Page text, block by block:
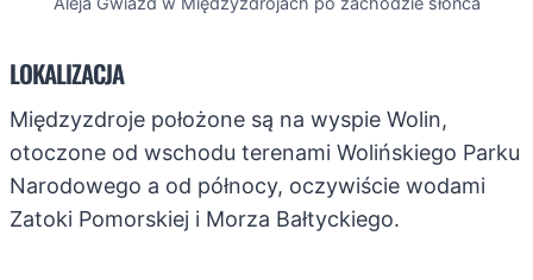
LOKALIZACJA
Międzyzdroje położone są na wyspie Wolin,
otoczone od wschodu terenami Wolińskiego Parku
Narodowego a od północy, oczywiście wodami
Zatoki Pomorskiej i Morza Bałtyckiego.